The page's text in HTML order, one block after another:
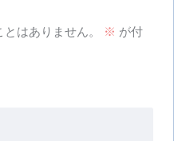
はありません。 ※ が付